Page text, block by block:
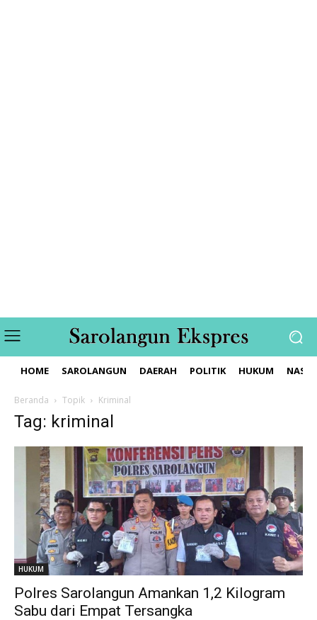
HOME SAROLANGUN DAERAH POLITIK HUKUM
Beranda Topik Kriminal
Tag: kriminal
HUKUM
Polres Sarolangun Amankan 1,2 Kilogram
Sabu dari Empat Tersangka